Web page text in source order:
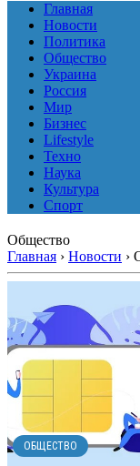
Главная
Новости
Политика
Общество
Украина
Россия
Мир
Бизнес
Lifestyle
Техно
Наука
Культура
Спорт
Общество
Главная › Новости ›
ОБЩЕСТВО